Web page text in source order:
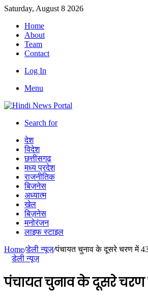
Saturday, August 8 2026
Home
About
Team
Contact
Log In
Menu
Search for
देश
विदेश
छत्तीसगढ़
मध्य प्रदेश
राजनीतिक
बिज़नेस
अध्यात्म
खेल
बिज़नेस
मनोरंजन
लाइफ स्टाइल
Home/डेली न्यूज़/पंचायत चुनाव के दूसरे चरण में 43
डेली न्यूज़
पंचायत चुनाव के दूसरे चरण